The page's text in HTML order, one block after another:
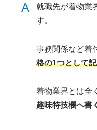
A 就職先が着物業
す。
事務関係など着
格の1つとして
着物業界とは全
趣味特技欄へ書く